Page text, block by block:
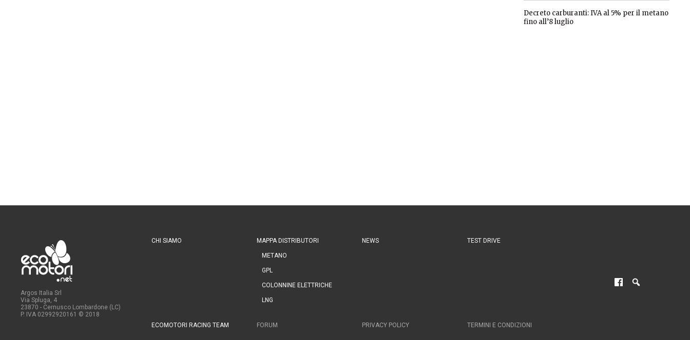
Decreto carburanti: IVA al 5% per il metano
fino all’8 luglio
Argos Italia Srl
Via Spluga, 4
23870 - Cernusco Lombardone (LC)
P. IVA 02992920161 © 2018
CHI SIAMO MAPPA DISTRIBUTORI
METANO
GPL
COLONNINE ELETTRICHE
LNG
NEWS TEST DRIVE
ECOMOTORI RACING TEAM FORUM PRIVACY POLICY TERMINI E CONDIZIONI